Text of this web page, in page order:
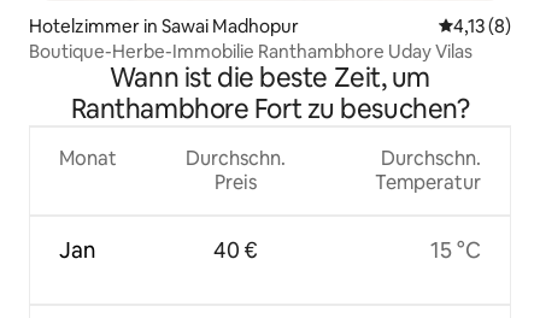
Hotelzimmer in Sawai Madhopur
4,13 (8)
Boutique-Herbe-Immobilie Ranthambhore Uday Vilas
Wann ist die beste Zeit, um
Ranthambhore Fort zu besuchen?
Monat
Jan
Durchschn.
Preis
40 €
Durchschn.
Temperatur
15 °C